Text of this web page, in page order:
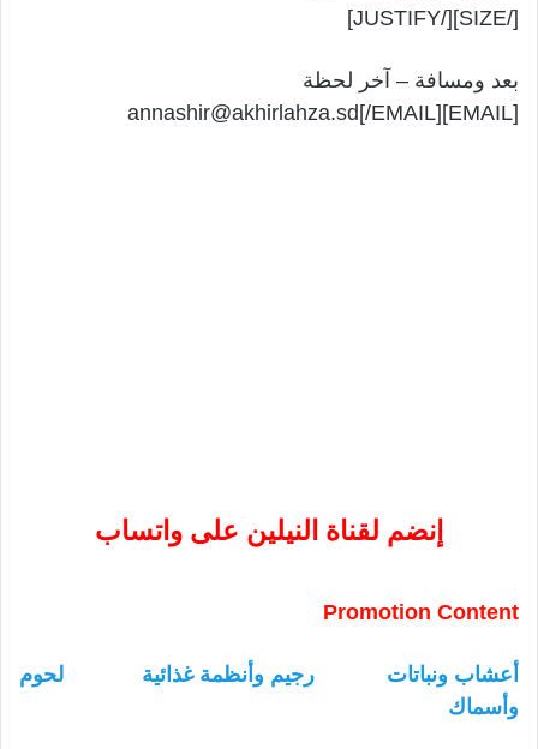
[/SIZE][/JUSTIFY]
بعد ومسافة – آخر لحظة
[EMAIL]annashir@akhirlahza.sd[/EMAIL]
إنضم لقناة النيلين على واتساب
Promotion Content
أعشاب ونباتات رجيم وأنظمة غذائية
لحوم
وأسماك